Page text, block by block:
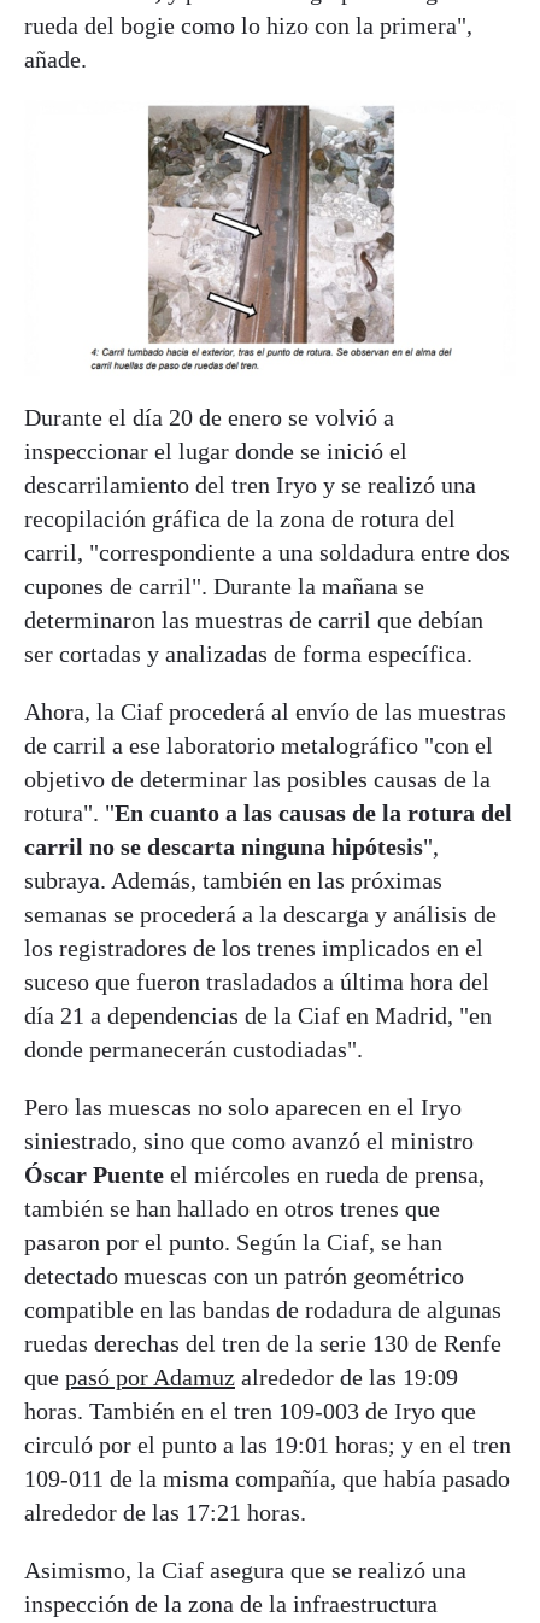
rueda del bogie como lo hizo con la primera",
añade.
Durante el día 20 de enero se volvió a
inspeccionar el lugar donde se inició el
descarrilamiento del tren Iryo y se realizó una
recopilación gráfica de la zona de rotura del
carril, "correspondiente a una soldadura entre dos
cupones de carril". Durante la mañana se
determinaron las muestras de carril que debían
ser cortadas y analizadas de forma específica.
Ahora, la Ciaf procederá al envío de las muestras
de carril a ese laboratorio metalográfico "con el
objetivo de determinar las posibles causas de la
rotura". "En cuanto a las causas de la rotura del
carril no se descarta ninguna hipótesis",
subraya. Además, también en las próximas
semanas se procederá a la descarga y análisis de
los registradores de los trenes implicados en el
suceso que fueron trasladados a última hora del
día 21 a dependencias de la Ciaf en Madrid, "en
donde permanecerán custodiadas".
Pero las muescas no solo aparecen en el Iryo
siniestrado, sino que como avanzó el ministro
Óscar Puente el miércoles en rueda de prensa,
también se han hallado en otros trenes que
pasaron por el punto. Según la Ciaf, se han
detectado muescas con un patrón geométrico
compatible en las bandas de rodadura de algunas
ruedas derechas del tren de la serie 130 de Renfe
que pasó por Adamuz alrededor de las 19:09
horas. También en el tren 109-003 de Iryo que
circuló por el punto a las 19:01 horas; y en el tren
109-011 de la misma compañía, que había pasado
alrededor de las 17:21 horas.
Asimismo, la Ciaf asegura que se realizó una
inspección de la zona de la infraestructura